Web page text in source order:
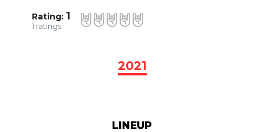
2021
LINEUP
Rating: 1
1 ratings